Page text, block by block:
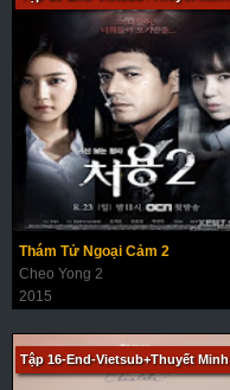
Thám Tử Ngoại Cảm 2
Cheo Yong 2
2015
Tập 16-End-Vietsub+Thuyết Minh